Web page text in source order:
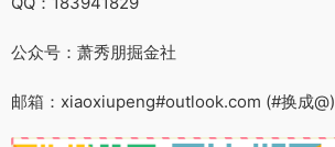
公众号：萧秀朋掘金社
邮箱：xiaoxiupeng#outlook.com (#换成@)